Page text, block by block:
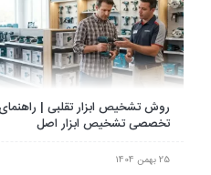
تفاوت بین پیکور و هیلتی چیست؟
12 بهمن 1404